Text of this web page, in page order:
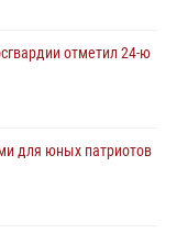
ВСУ на южном
в ходе
отметил 24-ю
для юных патриотов